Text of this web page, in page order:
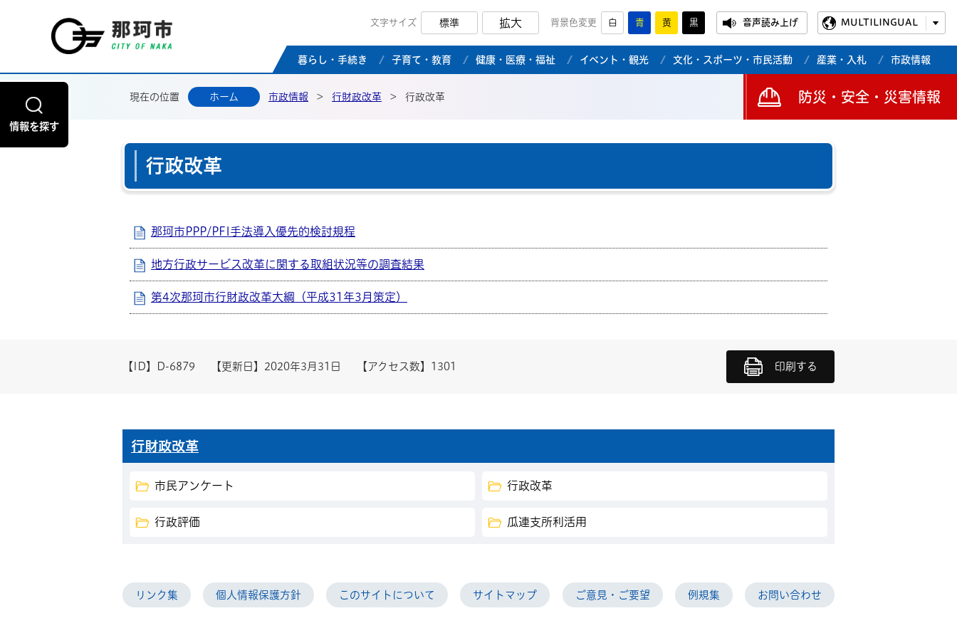
那珂市公式ホームページ
文字サイズ 標準 拡大 背景色変更 白 青 黄 黒 音声読み上げ MULTILINGUAL
暮らし・手続き 子育て・教育 健康・医療・福祉 イベント・観光 文化・スポーツ・市民活動 産業・入札 市政情報
情報を探す
現在の位置 ホーム 市政情報 > 行財政改革 > 行政改革 防災・安全・災害情報
行政改革
那珂市PPP/PFI手法導入優先的検討規程
地方行政サービス改革に関する取組状況等の調査結果
第4次那珂市行財政改革大綱（平成31年3月策定）
【ID】 D-6879 【更新日】 2020年3月31日 【アクセス数】 1301 印刷する
行財政改革
市民アンケート 行政改革
行政評価 瓜連支所利活用
リンク集 個人情報保護方針 このサイトについて サイトマップ ご意見・ご要望 例規集 お問い合わせ